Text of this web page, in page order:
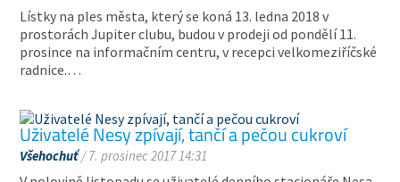
Lístky na ples města, který se koná 13. ledna 2018 v
prostorách Jupiter clubu, budou v prodeji od pondělí 11.
prosince na informačním centru, v recepci velkomeziříčské
radnice.…
Uživatelé Nesy zpívají, tančí a pečou cukroví
Všehochuť/ 7. prosinec 2017 14:31